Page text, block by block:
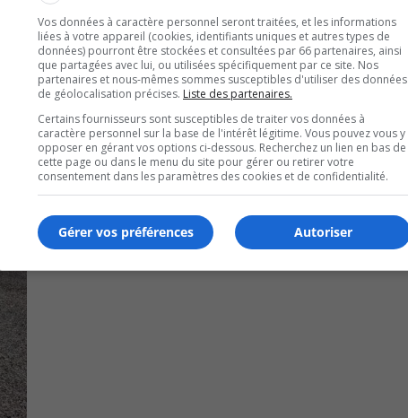
patrimonial.
Vos données à caractère personnel seront traitées, et les informations
liées à votre appareil (cookies, identifiants uniques et autres types de
données) pourront être stockées et consultées par 66 partenaires, ainsi
que partagées avec lui, ou utilisées spécifiquement par ce site. Nos
partenaires et nous-mêmes sommes susceptibles d'utiliser des données
de géolocalisation précises. Liste des partenaires.
Certains fournisseurs sont susceptibles de traiter vos données à
caractère personnel sur la base de l'intérêt légitime. Vous pouvez vous y
opposer en gérant vos options ci-dessous. Recherchez un lien en bas de
cette page ou dans le menu du site pour gérer ou retirer votre
consentement dans les paramètres des cookies et de confidentialité.
Autoriser
Gérer vos préférences